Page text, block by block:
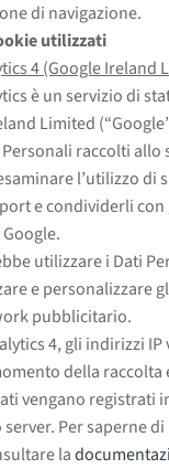
di navigazione.
utilizzati
4 (Google Ireland
è un servizio di
Limited
raccolti allo
l’utilizzo di
e condividerli con
utilizzare i Dati
e personalizzare
pubblicitario.
4, gli indirizzi IP
della raccolta
vengano registrati
Per saperne
la